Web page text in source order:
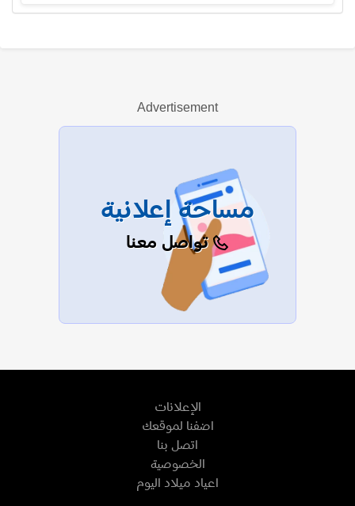
عرض الكل
Advertisement
مساحة إعلانية
تواصل معنا
الإعلانات
اضفنا لموقعك
اتصل بنا
الخصوصية
اعياد ميلاد اليوم